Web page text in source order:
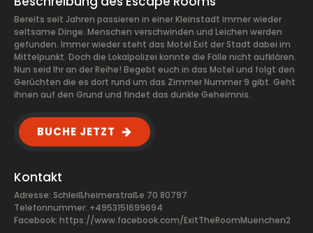
Bereits seit Jahren passieren in einer Kleinstadt immer wieder
seltsame Dinge. Menschen verschwinden und Leichen werden
gefunden. Immer wieder steht das Motel Exit der Stadt dabei im
Mittelpunkt. Doch die Lokalpolizei konnte die Fälle nicht aufklären.
Nun seid Ihr an der Reihe! Begebt euch in das Motel und folgt den
Gerüchten die es dort rund um das Zimmer Nummer 9 gibt. Geht
ihnen auf den Grund und findet das dunkle Geheimnis.
BUCHE JETZT
Kontakt
Adresse: Schleißheimerstraße 70 80797
Telefonnummer: +4953151699694
Facebook: https://www.facebook.com/ExitTheRoomMuenchen2